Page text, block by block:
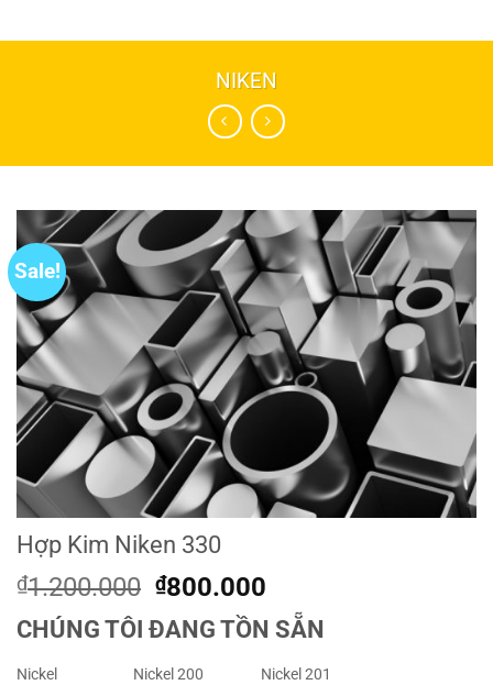
NIKEN
Sale!
Hợp Kim Niken 330
₫1.200.000 Original
price
was:
₫1.200.000.
₫800.000
price
is:
₫800.000.
CHÚNG TÔI ĐANG TỒN SẴN
Nickel Nickel 200
Nickel 201